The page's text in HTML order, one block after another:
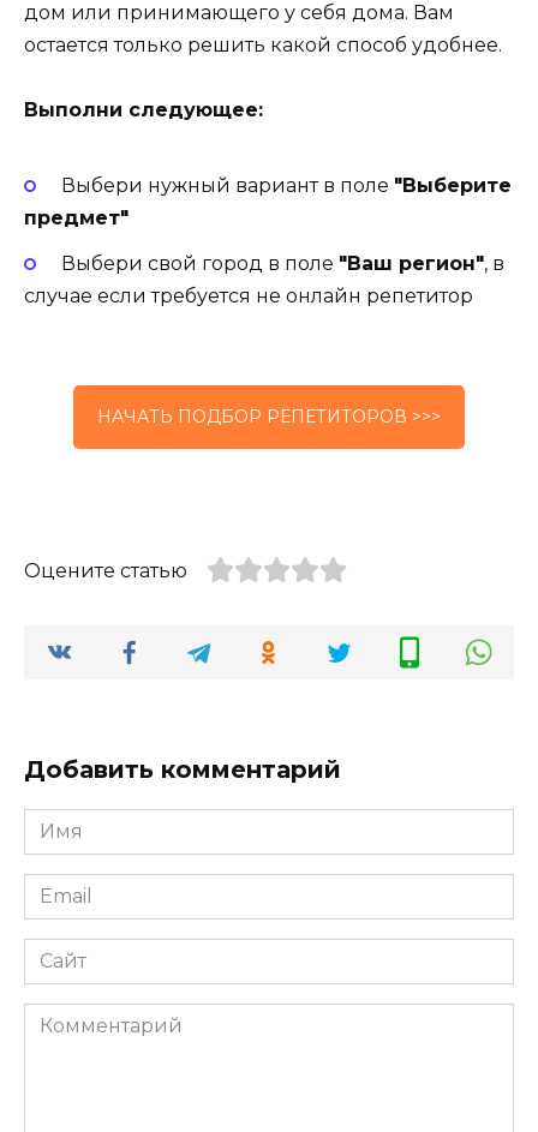
дом или принимающего у себя дома. Вам
остается только решить какой способ удобнее.
Выполни следующее:
Выбери нужный вариант в поле "Выберите
предмет"
Выбери свой город в поле "Ваш регион", в
случае если требуется не онлайн репетитор
НАЧАТЬ ПОДБОР РЕПЕТИТОРОВ >>>
Оцените статью
Добавить комментарий
Имя
*
Email
*
Сайт
Комментарий